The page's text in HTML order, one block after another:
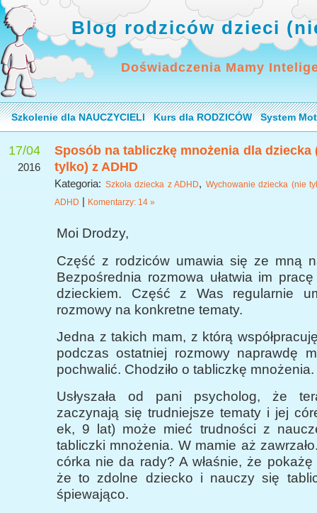
Blog rodziców dzieci
Doświadczenia Mamy
Szkolenie dla NAUCZYCIELI Kurs dla RODZICÓW System
17/04
2016
Sposób na tabliczkę mnożenia dla dziecka
tylko) z ADHD
Kategoria: Szkoła dziecka z ADHD, Wychowanie dziecka (nie
ADHD | Komentarzy: 14 »
Moi Drodzy,
Część z rodziców umawia się ze mną
Bezpośrednia rozmowa ułatwia im
dzieckiem. Część z Was regularnie
rozmowy na konkretne tematy.
Jedna z takich mam, z którą
podczas ostatniej rozmowy naprawdę
pochwalić. Chodziło o tabliczkę mnożenia.
Usłyszała od pani psycholog, że
zaczynają się trudniejsze tematy i jej
ek, 9 lat) może mieć trudności z
tabliczki mnożenia. W mamie aż
córka nie da rady? A właśnie, że
że to zdolne dziecko i nauczy się
śpiewająco.